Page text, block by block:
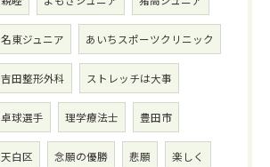
名東ジュニア あいちスポーツクリニック
吉田整形外科 ストレッチは大事
卓球選手 理学療法士 豊田市
天白区 念願の優勝 悲願 楽しく